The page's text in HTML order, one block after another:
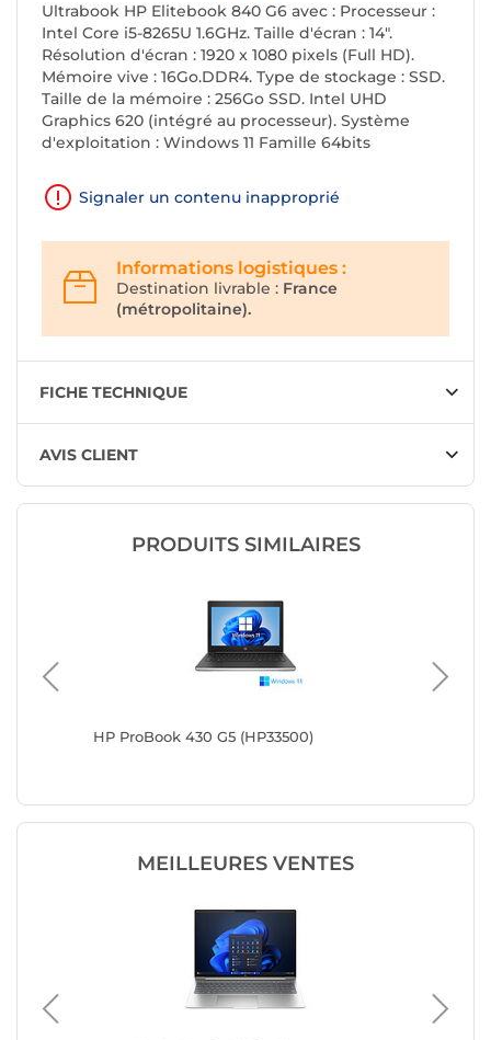
Ultrabook HP Elitebook 840 G6 avec : Processeur :
Intel Core i5-8265U 1.6GHz. Taille d'écran : 14".
Résolution d'écran : 1920 x 1080 pixels (Full HD).
Mémoire vive : 16Go.DDR4. Type de stockage : SSD.
Taille de la mémoire : 256Go SSD. Intel UHD
Graphics 620 (intégré au processeur). Système
d'exploitation : Windows 11 Famille 64bits
Signaler un contenu inapproprié
Informations logistiques :
Destination livrable : France
(métropolitaine).
FICHE TECHNIQUE
AVIS CLIENT
PRODUITS SIMILAIRES
HP ProBook 430 G5 (HP33500)
MEILLEURES VENTES